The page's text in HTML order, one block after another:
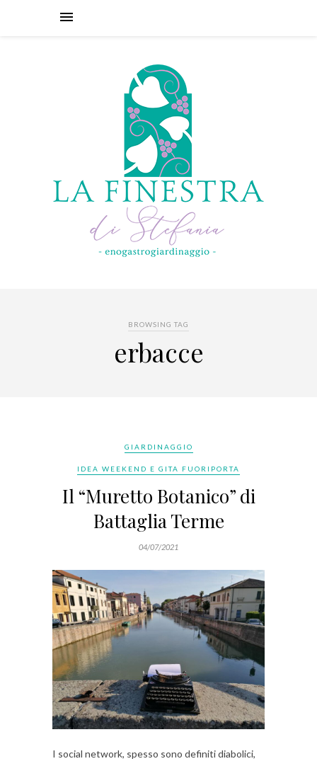
BROWSING TAG
erbacce
GIARDINAGGIO
IDEA WEEKEND E GITA FUORIPORTA
Il “Muretto Botanico” di
Battaglia Terme
04/07/2021
I social network, spesso sono definiti diabolici,